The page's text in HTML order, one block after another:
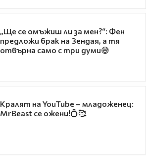
„Ще се омъжиш ли за мен?“: Фен
предложи брак на Зендая, а тя
отвърна само с три думи😅
Кралят на YouTube – младоженец:
MrBeast се ожени!💍🥰